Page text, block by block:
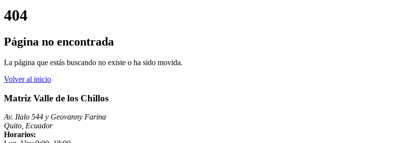
404
Página no encontrada
La página que estás buscando no existe o ha sido movida.
Volver al inicio
Matriz Valle de los Chillos
Av. Ilalo 544 y Geovanny Farina
Quito, Ecuador
Horarios: